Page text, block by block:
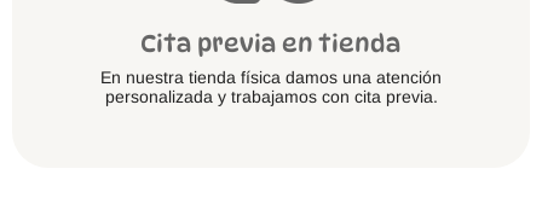
Cita previa en tienda
En nuestra tienda física damos una atención
personalizada y trabajamos con cita previa.